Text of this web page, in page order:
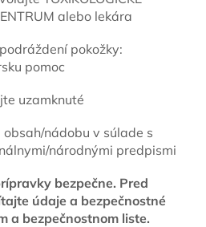
alebo lekára
pokožky:
pomoc
uzamknuté
nádobu v súlade s
národnými predpismi
bezpečne. Pred
údaje a bezpečnostné
a bezpečnostnom liste.